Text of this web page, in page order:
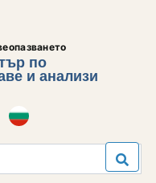
по
и анализи